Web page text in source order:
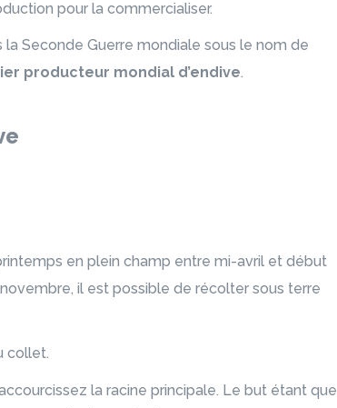
pour la commercialiser.
la Seconde Guerre mondiale sous le nom de
producteur mondial d’endive.
en plein champ entre mi-avril et début
il est possible de récolter sous terre
collet.
la racine principale. Le but étant que